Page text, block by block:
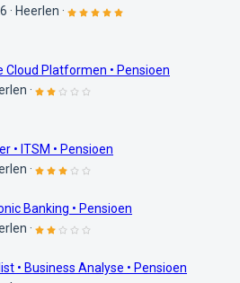
· Heerlen ·
Cloud Platformen • Pensioen
·
• ITSM • Pensioen
·
Banking • Pensioen
·
• Business Analyse • Pensioen